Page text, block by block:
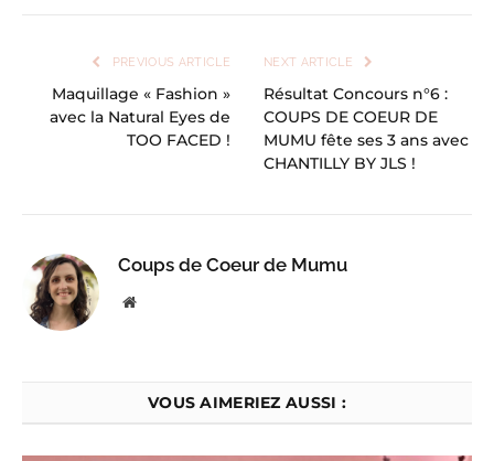
PREVIOUS ARTICLE
Maquillage « Fashion »
avec la Natural Eyes de
TOO FACED !
NEXT ARTICLE
Résultat Concours n°6 :
COUPS DE COEUR DE
MUMU fête ses 3 ans avec
CHANTILLY BY JLS !
Coups de Coeur de Mumu
Website
VOUS AIMERIEZ AUSSI :